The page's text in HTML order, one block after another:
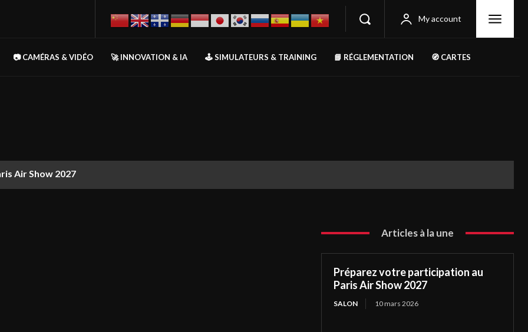
My account
📷 CAMÉRAS & VIDÉO 🚀 INNOVATION & IA 🕹️ SIMULATEURS & TRAINING 📘 RÉGLEMENTATION 🧭 CARTES
Air Show 2027
Articles à la une
Préparez votre participation au
Paris Air Show 2027
SALON 10 mars 2026